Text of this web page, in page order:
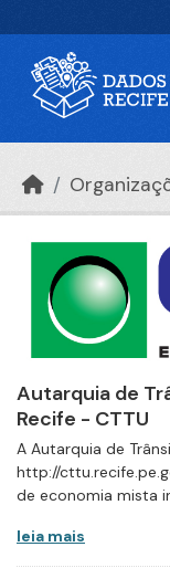
Autarquia de
Recife - CTTU
A Autarquia de
http://
de economia mista
leia mais